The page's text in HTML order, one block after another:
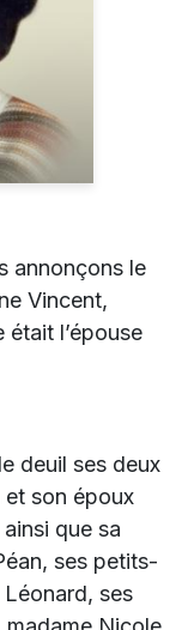
annonçons le
Vincent,
l’épouse
deuil ses deux
et son époux
que sa
ses petits-
ses